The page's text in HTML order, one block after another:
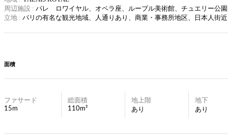
周辺施設 : パレ ロワイヤル、オペラ座、ルーブル美術館、チュエリー公園
立地 : パリの有名な観光地域、 人通りあり、商業・事務所地区、日本人街
面積
ファサード
15m
総面積
110m²
地上階
あり
地下
あり